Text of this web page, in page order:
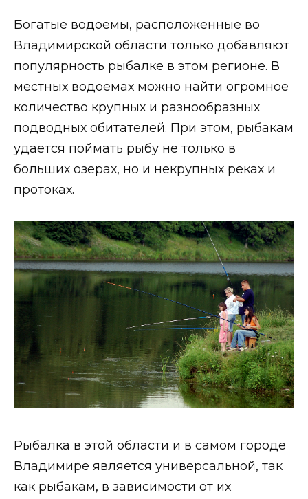
Богатые водоемы, расположенные во
Владимирской области только добавляют
популярность рыбалке в этом регионе. В
местных водоемах можно найти огромное
количество крупных и разнообразных
подводных обитателей. При этом, рыбакам
удается поймать рыбу не только в
больших озерах, но и некрупных реках и
протоках.
Рыбалка в этой области и в самом городе
Владимире является универсальной, так
как рыбакам, в зависимости от их